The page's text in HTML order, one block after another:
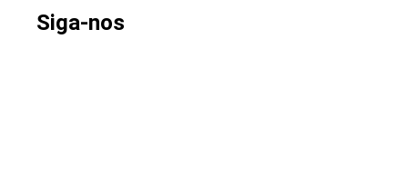
Siga-nos